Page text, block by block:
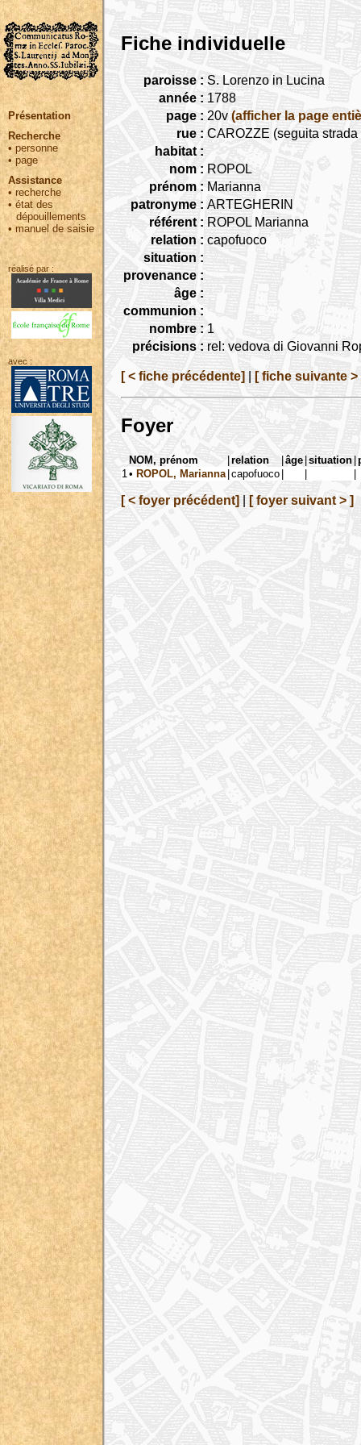
Présentation
Recherche
• personne
•page
Assistance
• recherche
•état des
dépouillements
•manuel de saisie
réalisé par :
avec :
Fiche individuelle
paroisse : S. Lorenzo in Lucina
année : 1788
page : 20v (afficher la page
rue : CAROZZE (seguita
habitat :
nom : ROPOL
prénom : Marianna
patronyme : ARTEGHERIN
référent : ROPOL Marianna
relation : capofuoco
situation :
provenance :
âge :
communion :
nombre : 1
précisions : rel: vedova di Giovanni
[ < fiche précédente] [ fiche suivante >
Foyer
NOM, prénom |relation |âge |situation |
1 • ROPOL, Marianna |capofuoco | | |
[ < foyer précédent] [ foyer suivant > ]